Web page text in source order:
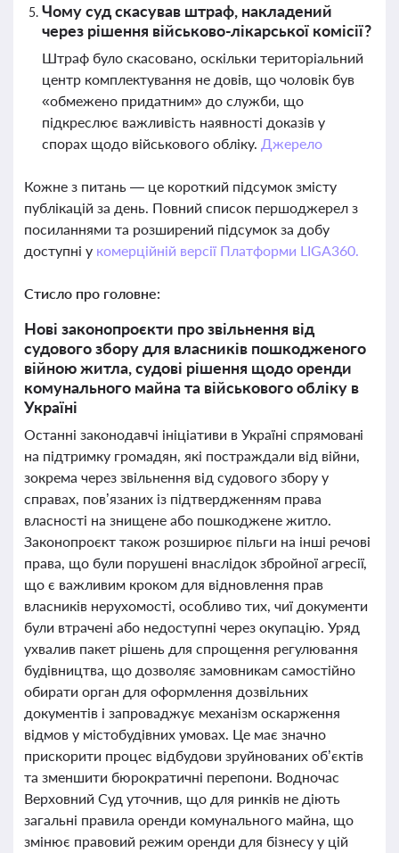
Чому суд скасував штраф, накладений
через рішення військово-лікарської комісії?
Штраф було скасовано, оскільки територіальний
центр комплектування не довів, що чоловік був
«обмежено придатним» до служби, що
підкреслює важливість наявності доказів у
спорах щодо військового обліку. Джерело
Кожне з питань — це короткий підсумок змісту
публікацій за день. Повний список першоджерел з
посиланнями та розширений підсумок за добу
доступні у комерційній версії Платформи LIGA360.
Стисло про головне:
Нові законопроєкти про звільнення від
судового збору для власників пошкодженого
війною житла, судові рішення щодо оренди
комунального майна та військового обліку в
Україні
Останні законодавчі ініціативи в Україні спрямовані
на підтримку громадян, які постраждали від війни,
зокрема через звільнення від судового збору у
справах, пов’язаних із підтвердженням права
власності на знищене або пошкоджене житло.
Законопроєкт також розширює пільги на інші речові
права, що були порушені внаслідок збройної агресії,
що є важливим кроком для відновлення прав
власників нерухомості, особливо тих, чиї документи
були втрачені або недоступні через окупацію. Уряд
ухвалив пакет рішень для спрощення регулювання
будівництва, що дозволяє замовникам самостійно
обирати орган для оформлення дозвільних
документів і запроваджує механізм оскарження
відмов у містобудівних умовах. Це має значно
прискорити процес відбудови зруйнованих об’єктів
та зменшити бюрократичні перепони. Водночас
Верховний Суд уточнив, що для ринків не діють
загальні правила оренди комунального майна, що
змінює правовий режим оренди для бізнесу у цій